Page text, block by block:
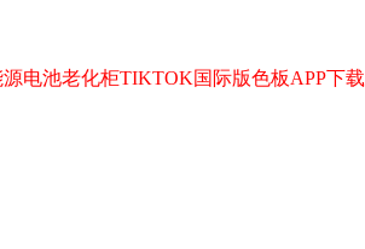
源电池老化柜TIKTOK国际版色板APP下载